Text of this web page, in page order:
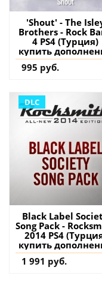
'Shout' - The
Brothers - Rock
4 PS4 (Турция)
купить
на аккаунт
995 руб.
DLC
Black Label
Song Pack -
2014 PS4
купить
на аккаунт
1 991 руб.